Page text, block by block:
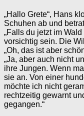
„Hallo Grete“, Hans
Schuhen ab und
„Falls du jetzt im
vorsichtig sein. Die
„Oh, das ist aber
„Ja, aber auch nicht
ihre Jungen. Wenn
sie an. Von einer
möchte ich nicht
rechtzeitig gewarnt
gegangen.“